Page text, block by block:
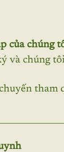
của chúng
và chúng
tham